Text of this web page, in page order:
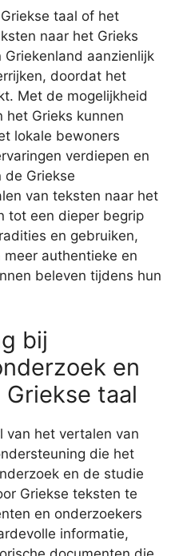
taal of het
naar het Grieks
aanzienlijk
doordat het
Met de mogelijkheid
het Grieks kunnen
lokale bewoners
verdiepen en
de Griekse
van teksten naar het
tot een dieper begrip
en gebruiken,
authentieke en
beleven tijdens hun
bij
en
taal
van het vertalen van
die het
en de studie
Griekse teksten te
en onderzoekers
informatie,